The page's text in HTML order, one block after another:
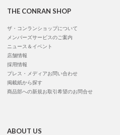
THE CONRAN SHOP
ザ・コンランショップについて
メンバーズサービスのご案内
ニュース＆イベント
店舗情報
採用情報
プレス・メディアお問い合わせ
掲載紙から探す
商品部への新規お取引希望のお問合せ
ABOUT US